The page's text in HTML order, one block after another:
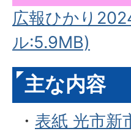
広報ひかり
ル:5.9MB)
主な内容
・ 表紙 光市新